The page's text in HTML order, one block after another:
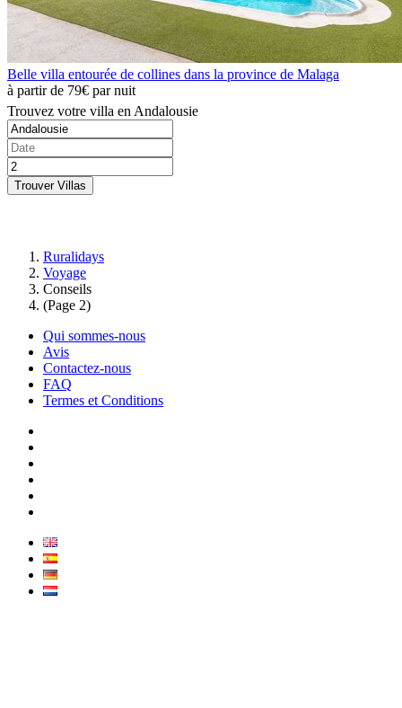
Belle villa entourée de collines dans la province de Malaga
à partir de 79€ par nuit
Trouvez votre villa en Andalousie
Trouver Villas
Ruralidays
Voyage
Conseils
(Page 2)
Qui sommes-nous
Avis
Contactez-nous
FAQ
Termes et Conditions